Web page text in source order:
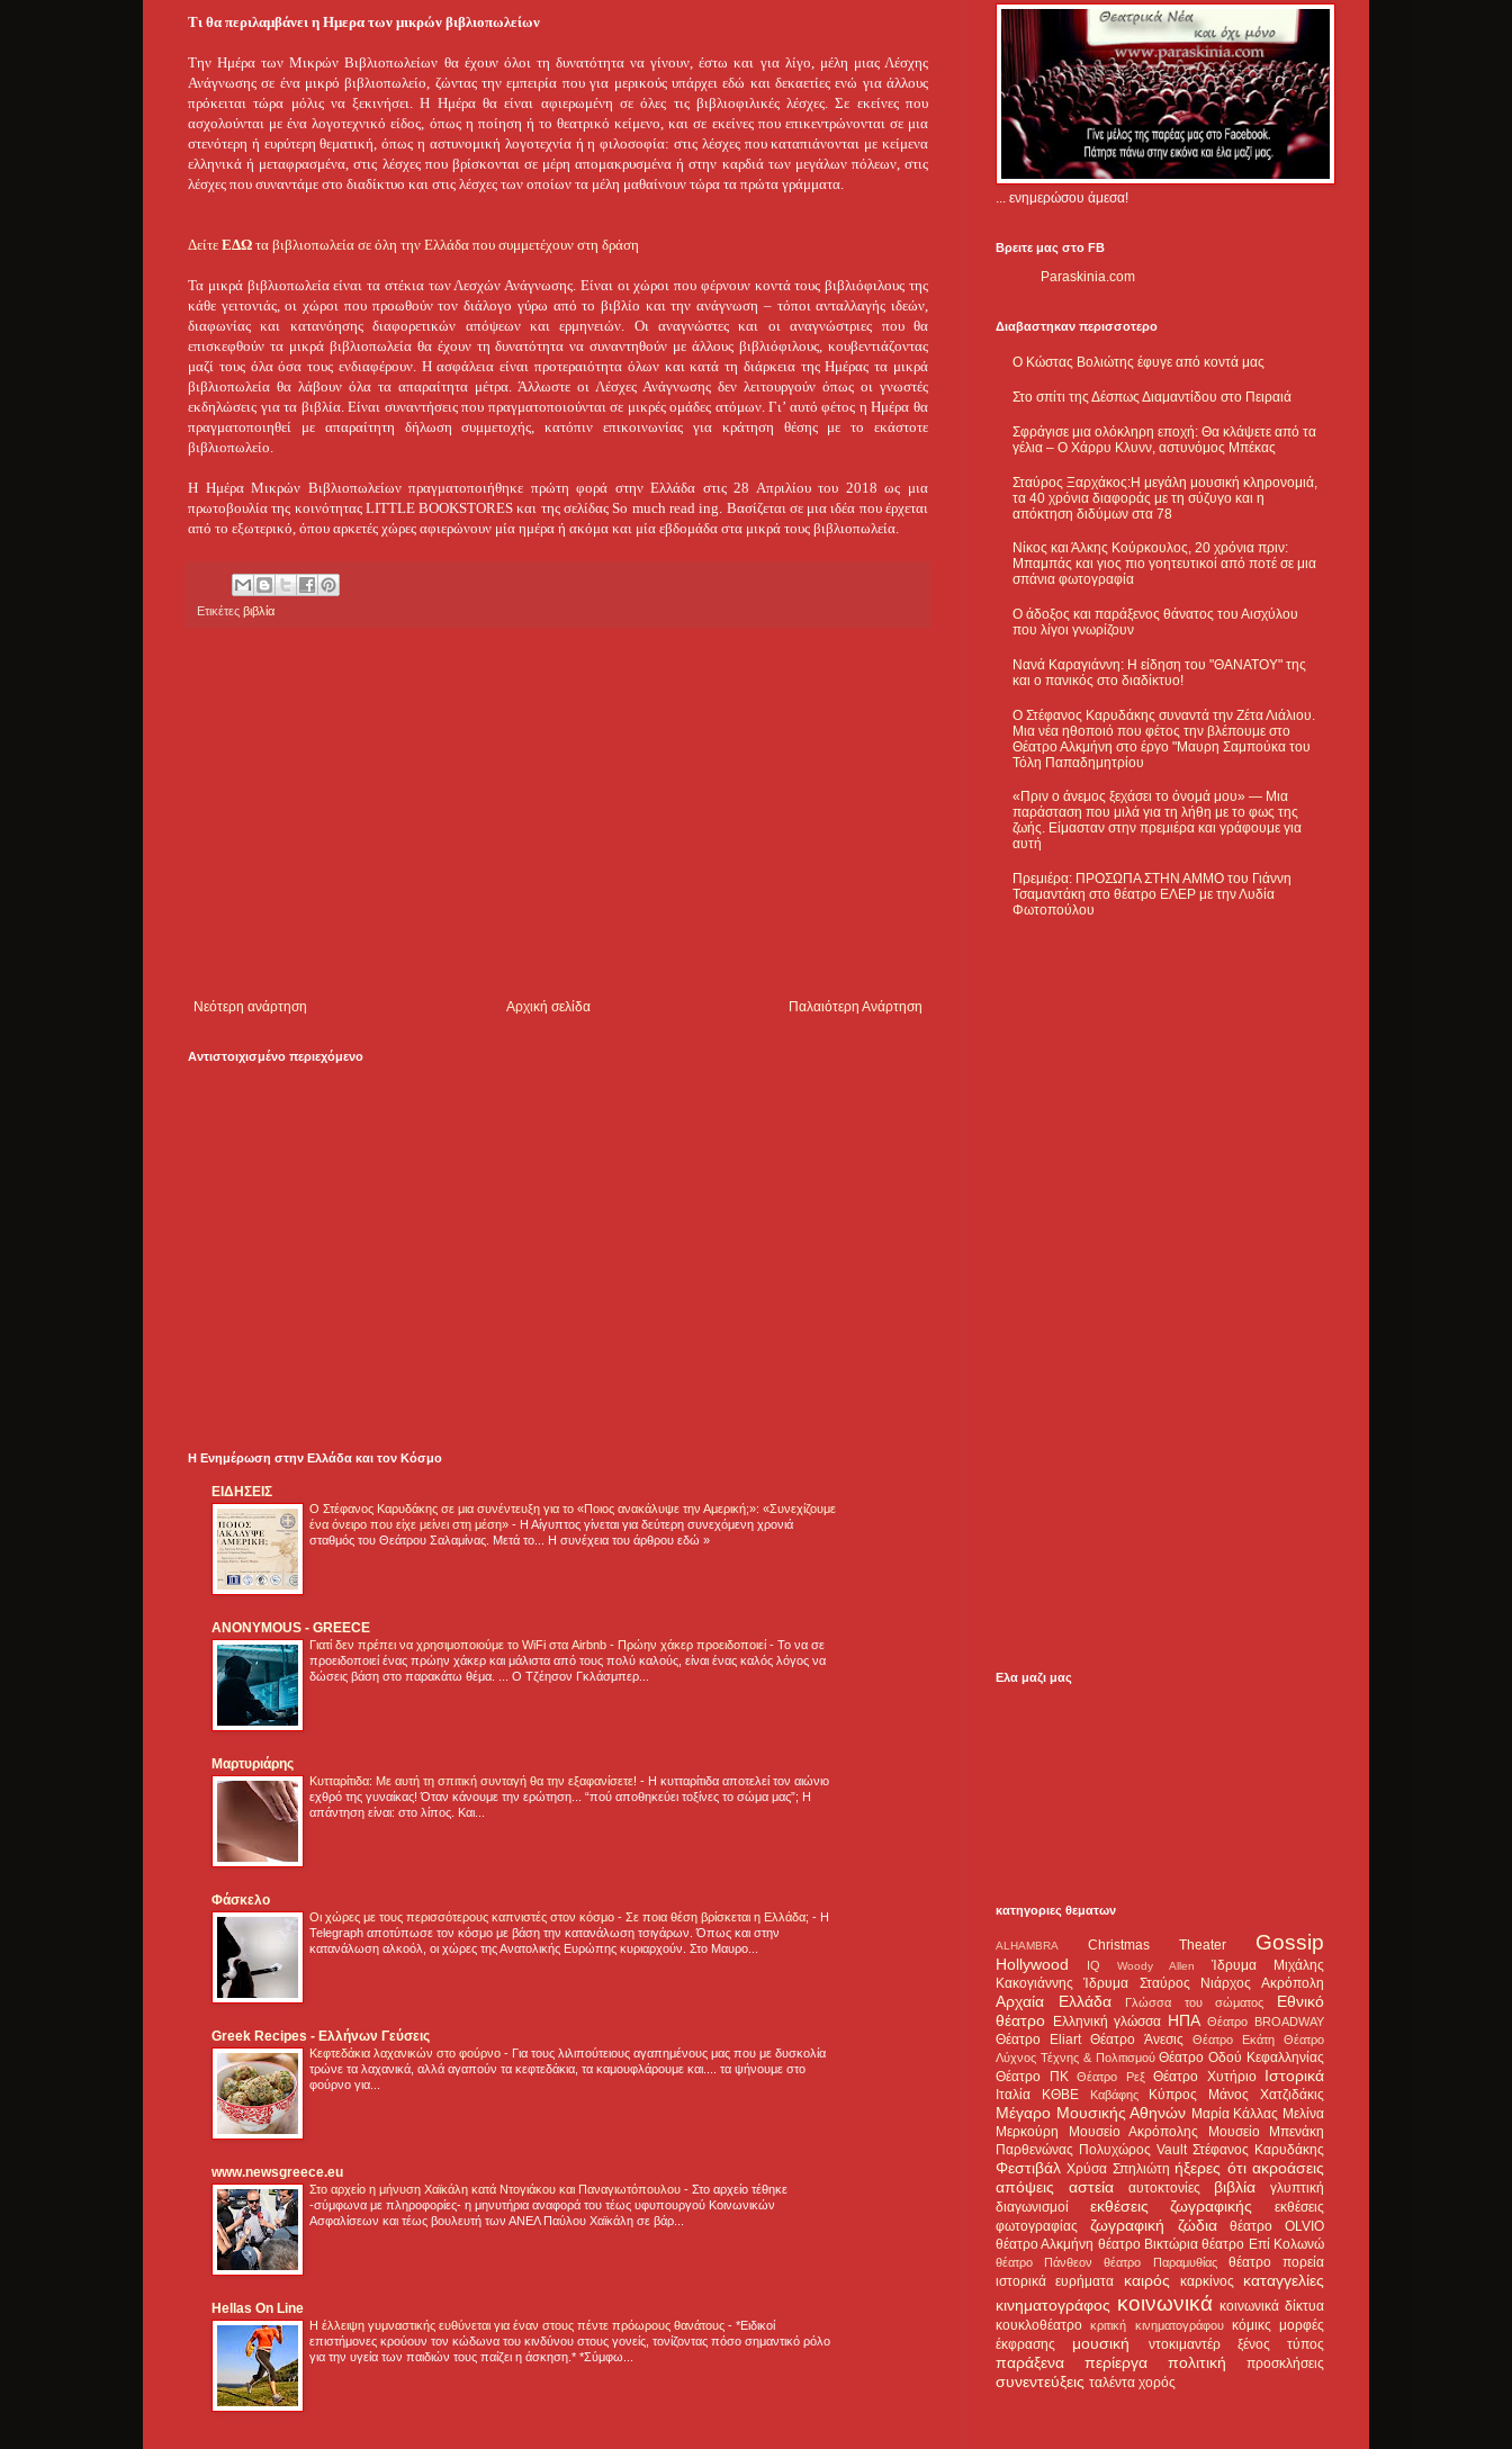
Τι θα περιλαμβάνει η Ημερα των μικρών βιβλιοπωλείων
Την Ημέρα των Μικρών Βιβλιοπωλείων θα έχουν όλοι τη δυνατότητα να γίνουν, έστω και για λίγο, μέλη μιας Λέσχης
Ανάγνωσης σε ένα μικρό βιβλιοπωλείο, ζώντας την εμπειρία που για μερικούς υπάρχει εδώ και δεκαετίες ενώ για άλλους
πρόκειται τώρα μόλις να ξεκινήσει. Η Ημέρα θα είναι αφιερωμένη σε όλες τις βιβλιοφιλικές λέσχες. Σε εκείνες που
ασχολούνται με ένα λογοτεχνικό είδος, όπως η ποίηση ή το θεατρικό κείμενο, και σε εκείνες που επικεντρώνονται σε μια
στενότερη ή ευρύτερη θεματική, όπως η αστυνομική λογοτεχνία ή η φιλοσοφία: στις λέσχες που καταπιάνονται με κείμενα
ελληνικά ή μεταφρασμένα, στις λέσχες που βρίσκονται σε μέρη απομακρυσμένα ή στην καρδιά των μεγάλων πόλεων, στις
λέσχες που συναντάμε στο διαδίκτυο και στις λέσχες των οποίων τα μέλη μαθαίνουν τώρα τα πρώτα γράμματα.
Δείτε ΕΔΩ τα βιβλιοπωλεία σε όλη την Ελλάδα που συμμετέχουν στη δράση
Τα μικρά βιβλιοπωλεία είναι τα στέκια των Λεσχών Ανάγνωσης. Είναι οι χώροι που φέρνουν κοντά τους βιβλιόφιλους της
κάθε γειτονιάς, οι χώροι που προωθούν τον διάλογο γύρω από το βιβλίο και την ανάγνωση – τόποι ανταλλαγής ιδεών,
διαφωνίας και κατανόησης διαφορετικών απόψεων και ερμηνειών. Οι αναγνώστες και οι αναγνώστριες που θα
επισκεφθούν τα μικρά βιβλιοπωλεία θα έχουν τη δυνατότητα να συναντηθούν με άλλους βιβλιόφιλους, κουβεντιάζοντας
μαζί τους όλα όσα τους ενδιαφέρουν. Η ασφάλεια είναι προτεραιότητα όλων και κατά τη διάρκεια της Ημέρας τα μικρά
βιβλιοπωλεία θα λάβουν όλα τα απαραίτητα μέτρα. Άλλωστε οι Λέσχες Ανάγνωσης δεν λειτουργούν όπως οι γνωστές
εκδηλώσεις για τα βιβλία. Είναι συναντήσεις που πραγματοποιούνται σε μικρές ομάδες ατόμων. Γι’ αυτό φέτος η Ημέρα θα
πραγματοποιηθεί με απαραίτητη δήλωση συμμετοχής, κατόπιν επικοινωνίας για κράτηση θέσης με το εκάστοτε
βιβλιοπωλείο.
Η Ημέρα Μικρών Βιβλιοπωλείων πραγματοποιήθηκε πρώτη φορά στην Ελλάδα στις 28 Απριλίου του 2018 ως μια
πρωτοβουλία της κοινότητας LITTLE BOOKSTORES και της σελίδας So much read ing. Βασίζεται σε μια ιδέα που έρχεται
από το εξωτερικό, όπου αρκετές χώρες αφιερώνουν μία ημέρα ή ακόμα και μία εβδομάδα στα μικρά τους βιβλιοπωλεία.
Ετικέτες βιβλία
Νεότερη ανάρτηση Παλαιότερη Ανάρτηση
Αρχική σελίδα
Αντιστοιχισμένο περιεχόμενο
Η Ενημέρωση στην Ελλάδα και τoν Κόσμο
ΕΙΔΗΣΕΙΣ
Ο Στέφανος Καρυδάκης σε μια συνέντευξη για το «Ποιος ανακάλυψε την Αμερική;»: «Συνεχίζουμε
ένα όνειρο που είχε μείνει στη μέση» - Η Αίγυπτος γίνεται για δεύτερη συνεχόμενη χρονιά
σταθμός του Θεάτρου Σαλαμίνας. Μετά το... Η συνέχεια του άρθρου εδώ »
ANONYMOUS - GREECE
Γιατί δεν πρέπει να χρησιμοποιούμε το WiFi στα Airbnb - Πρώην χάκερ προειδοποιεί- Το να σε
προειδοποιεί ένας πρώην χάκερ και μάλιστα από τους πολύ καλούς, είναι ένας καλός λόγος να
δώσεις βάση στο παρακάτω θέμα. ... Ο Τζέησον Γκλάσμπερ...
Μαρτυριάρης
Κυτταρίτιδα: Με αυτή τη σπιτική συνταγή θα την εξαφανίσετε! - H κυτταρίτιδα αποτελεί τον αιώνιο
εχθρό της γυναίκας! Όταν κάνουμε την ερώτηση... “πού αποθηκεύει τοξίνες το σώμα μας”; Η
απάντηση είναι: στο λίπος. Και...
Φάσκελο
Οι χώρες με τους περισσότερους καπνιστές στον κόσμο - Σε ποια θέση βρίσκεται η Ελλάδα; - Η
Telegraph αποτύπωσε τον κόσμο με βάση την κατανάλωση τσιγάρων. Όπως και στην
κατανάλωση αλκοόλ, οι χώρες της Ανατολικής Ευρώπης κυριαρχούν. Στο Μαυρο...
Greek Recipes - Ελλήνων Γεύσεις
Κεφτεδάκια λαχανικών στο φούρνο - Για τους λιλιπούτειους αγαπημένους μας που με δυσκολία
τρώνε τα λαχανικά, αλλά αγαπούν τα κεφτεδάκια, τα καμουφλάρουμε και.... τα ψήνουμε στο
φούρνο για...
www.newsgreece.eu
Στο αρχείο η μήνυση Χαϊκάλη κατά Ντογιάκου και Παναγιωτόπουλου - Στο αρχείο τέθηκε
-σύμφωνα με πληροφορίες- η μηνυτήρια αναφορά του τέως υφυπουργού Κοινωνικών
Ασφαλίσεων και τέως βουλευτή των ΑΝΕΛ Παύλου Χαϊκάλη σε βάρ...
Hellas On Line
Η έλλειψη γυμναστικής ευθύνεται για έναν στους πέντε πρόωρους θανάτους - *Ειδικοί
επιστήμονες κρούουν τον κώδωνα του κινδύνου στους γονείς, τονίζοντας πόσο σημαντικό ρόλο
για την υγεία των παιδιών τους παίζει η άσκηση.* *Σύμφω...
... ενημερώσου άμεσα!
Βρειτε μας στο FB
Paraskinia.com
Διαβαστηκαν περισσοτερο
Ο Κώστας Βολιώτης έφυγε από κοντά μας
Στο σπίτι της Δέσπως Διαμαντίδου στο Πειραιά
Σφράγισε μια ολόκληρη εποχή: Θα κλάψετε από τα
γέλια – Ο Χάρρυ Κλυνν, αστυνόμος Μπέκας
Σταύρος Ξαρχάκος:Η μεγάλη μουσική κληρονομιά,
τα 40 χρόνια διαφοράς με τη σύζυγο και η
απόκτηση διδύμων στα 78
Νίκος και Άλκης Κούρκουλος, 20 χρόνια πριν:
Μπαμπάς και γιος πιο γοητευτικοί από ποτέ σε μια
σπάνια φωτογραφία
Ο άδοξος και παράξενος θάνατος του Αισχύλου
που λίγοι γνωρίζουν
Νανά Καραγιάννη: Η είδηση του "ΘΑΝΑΤΟΥ" της
και ο πανικός στο διαδίκτυο!
Ο Στέφανος Καρυδάκης συναντά την Ζέτα Λιάλιου.
Μια νέα ηθοποιό που φέτος την βλέπουμε στο
Θέατρο Αλκμήνη στο έργο "Μαυρη Σαμπούκα του
Τόλη Παπαδημητρίου
«Πριν ο άνεμος ξεχάσει το όνομά μου» — Μια
παράσταση που μιλά για τη λήθη με το φως της
ζωής. Είμασταν στην πρεμιέρα και γράφουμε για
αυτή
Πρεμιέρα: ΠΡΟΣΩΠΑ ΣΤΗΝ ΑΜΜΟ του Γιάννη
Τσαμαντάκη στο θέατρο ΕΛΕΡ με την Λυδία
Φωτοπούλου
Ελα μαζι μας
κατηγοριες θεματων
ALHAMBRA Christmas Theater Gossip
Hollywood IQ Woody Allen
Ίδρυμα Μιχάλης
Κακογιάννης
Ίδρυμα Σταύρος Νιάρχος Ακρόπολη
Αρχαία Ελλάδα Γλώσσα του σώματος
Εθνικό
θέατρο Ελληνική γλώσσα ΗΠΑ Θέατρο BROADWAY
Θέατρο Eliart Θέατρο Άνεσις Θέατρο Εκάτη
Θέατρο
Λύχνος Τέχνης & Πολιτισμού Θέατρο Οδού Κεφαλληνίας
Θέατρο ΠΚ
Θέατρο Ρεξ Θέατρο Χυτήριο Ιστορικά
Ιταλία ΚΘΒΕ Καβάφης Κύπρος Μάνος Χατζιδάκις
Μέγαρο Μουσικής Αθηνών Μαρία Κάλλας Μελίνα
Μερκούρη
Μουσείο Ακρόπολης
Μουσείο Μπενάκη
Παρθενώνας Πολυχώρος Vault Στέφανος Καρυδάκης
Φεστιβάλ Χρύσα Σπηλιώτη ήξερες ότι ακροάσεις
απόψεις
αστεία αυτοκτονίες βιβλία
γλυπτική
διαγωνισμοί
εκθέσεις ζωγραφικής
εκθέσεις
φωτογραφίας
ζωγραφική ζώδια
θέατρο OLVIO
θέατρο Αλκμήνη θέατρο Βικτώρια θέατρο Επί Κολωνώ
θέατρο Πάνθεον θέατρο Παραμυθίας
θέατρο πορεία
ιστορικά ευρήματα
καιρός καρκίνος
καταγγελίες
κινηματογράφος κοινωνικά κοινωνικά δίκτυα
κουκλοθέατρο
κριτική κινηματογράφου κόμικς μορφές
έκφρασης
μουσική ντοκιμαντέρ ξένος τύπος
παράξενα περίεργα πολιτική προσκλήσεις
συνεντεύξεις ταλέντα χορός